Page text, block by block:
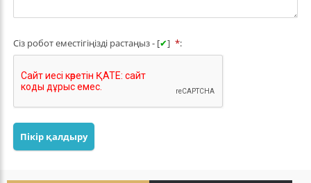
Сіз робот еместігіңізді растаңыз - [✔] *:
Пікір қалдыру